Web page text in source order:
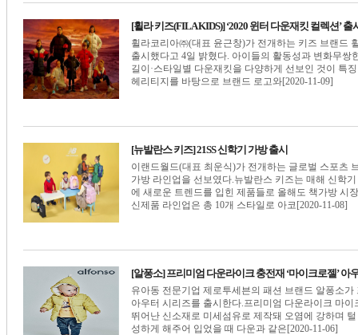
[휠라 키즈(FILA KIDS)] ‘2020 윈터 다운재킷 컬렉션’ 출
휠라코리아㈜(대표 윤근창)가 전개하는 키즈 브랜드
출시했다고 4일 밝혔다. 아이들의 활동성과 변화무
길이·스타일별 다운재킷을 다양하게 선보인 것이 특
헤리티지를 바탕으로 브랜드 로고와[2020-11-09]
[뉴발란스 키즈] 21SS 신학기 가방 출시
이랜드월드(대표 최운식)가 전개하는 글로벌 스포츠
가방 라인업을 선보였다.뉴발란스 키즈는 매해 신학
에 새로운 트렌드를 입힌 제품들로 올해도 책가방 시
신제품 라인업은 총 10개 스타일로 아코[2020-11-08]
[알퐁소] 프리미엄 다운라이크 충전재 ‘마이크로젤’ 아
유아동 전문기업 제로투세븐의 패션 브랜드 알퐁소
아우터 시리즈를 출시한다.프리미엄 다운라이크 마
뛰어난 신소재로 미세섬유로 제작돼 오염에 강하며
성하게 해주어 입었을 때 다운과 같은[2020-11-06]